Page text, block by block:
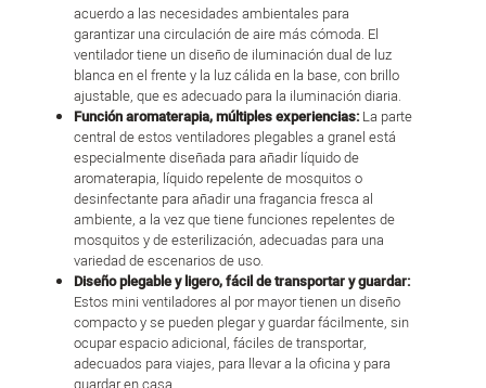
acuerdo a las necesidades ambientales para
garantizar una circulación de aire más cómoda. El
ventilador tiene un diseño de iluminación dual de luz
blanca en el frente y la luz cálida en la base, con brillo
ajustable, que es adecuado para la iluminación diaria.
Función aromaterapia, múltiples experiencias:La parte
central de estos ventiladores plegables a granel está
especialmente diseñada para añadir líquido de
aromaterapia, líquido repelente de mosquitos o
desinfectante para añadir una fragancia fresca al
ambiente, a la vez que tiene funciones repelentes de
mosquitos y de esterilización, adecuadas para una
variedad de escenarios de uso.
Diseño plegable y ligero, fácil de transportar y guardar:
Estos mini ventiladores al por mayor tienen un diseño
compacto y se pueden plegar y guardar fácilmente, sin
ocupar espacio adicional, fáciles de transportar,
adecuados para viajes, para llevar a la oficina y para